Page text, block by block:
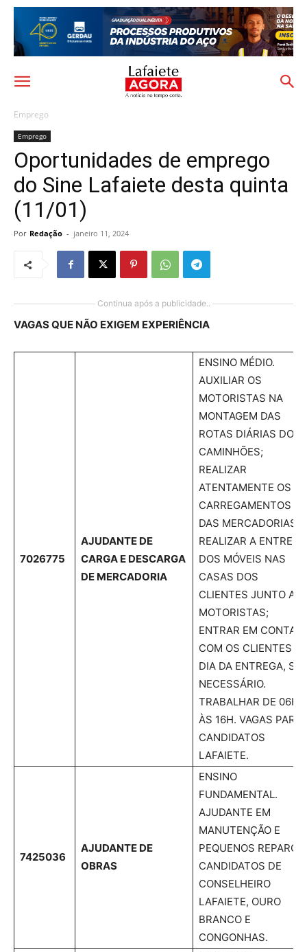
Emprego
Emprego
Oportunidades de emprego
do Sine Lafaiete desta quinta
(11/01)
Por Redação - janeiro 11, 2024
Continua após a publicidade..
VAGAS QUE NÃO EXIGEM EXPERIÊNCIA
7026775
AJUDANTE DE
CARGA E DESCARGA
DE MERCADORIA
ENSINO MÉDIO.
AUXILIAR OS
MOTORISTAS NA
MONTAGEM DAS
ROTAS DIÁRIAS DOS
CAMINHÕES;
REALIZAR
ATENTAMENTE OS
CARREGAMENTOS
DAS MERCADORIAS;
REALIZAR A ENTREGA
DOS MÓVEIS NAS
CASAS DOS
CLIENTES JUNTO
MOTORISTAS;
ENTRAR EM
COM OS CLIENTES
DIA DA ENTREGA, SE
NECESSÁRIO.
TRABALHAR DE 06H
ÀS 16H. VAGAS PARA
CANDIDATOS
LAFAIETE.
7425036
AJUDANTE DE
OBRAS
ENSINO
FUNDAMENTAL.
AJUDANTE EM
MANUTENÇÃO E
PEQUENOS REPAROS.
CANDIDATOS DE
CONSELHEIRO
LAFAIETE, OURO
BRANCO E
CONGONHAS.